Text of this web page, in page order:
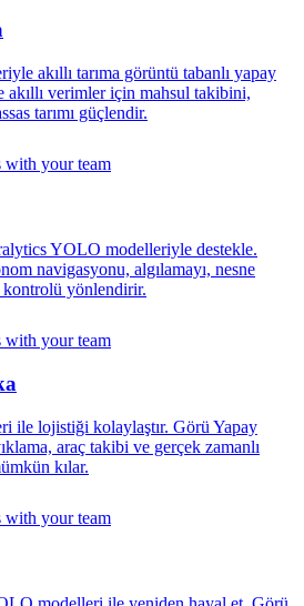
akıllı tarıma görüntü tabanlı yapay
akıllı verimler için mahsul takibini,
tarımı güçlendir.
YOLO modelleriyle destekle.
navigasyonu, algılamayı, nesne
kontrolü yönlendirir.
ile lojistiği kolaylaştır. Görü Yapay
araç takibi ve gerçek zamanlı
kılar.